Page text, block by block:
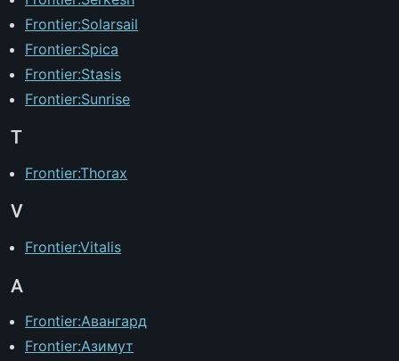
Frontier:Solarsail
Frontier:Spica
Frontier:Stasis
Frontier:Sunrise
T
Frontier:Thorax
V
Frontier:Vitalis
А
Frontier:Авангард
Frontier:Азимут